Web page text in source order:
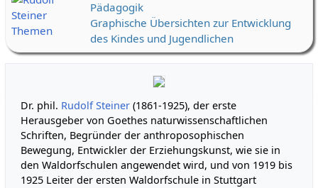
Pädagogik
Graphische Übersichten zur Entwicklung
des Kindes und Jugendlichen
Dr. phil. Rudolf Steiner (1861-1925), der erste
Herausgeber von Goethes naturwissenschaftlichen
Schriften, Begründer der anthroposophischen
Bewegung, Entwickler der Erziehungskunst, wie sie in
den Waldorfschulen angewendet wird, und von 1919 bis
1925 Leiter der ersten Waldorfschule in Stuttgart